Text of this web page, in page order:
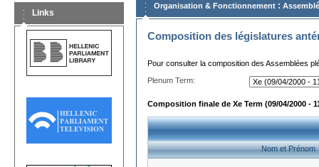
Links
Organisation & Fonctionnement :
Composition des législatures
Pour consulter la composition des Assemblées
Plenum Term:
Composition finale de Xe Term (09/04/2000 -
Nom et Prénom